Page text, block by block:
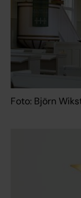
Foto: Björn